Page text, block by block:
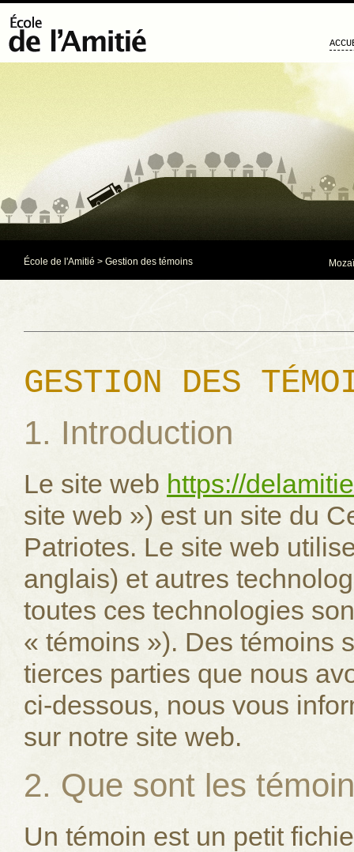
École de l'Amitié > Gestion des témoins
GESTION DES
1. Introduction
Le site web https://
site web ») est un site du
Patriotes. Le site web
anglais) et autres
toutes ces technologies
« témoins »). Des témoins
tierces parties que nous
ci-dessous, nous vous
sur notre site web.
2. Que sont les
Un témoin est un petit